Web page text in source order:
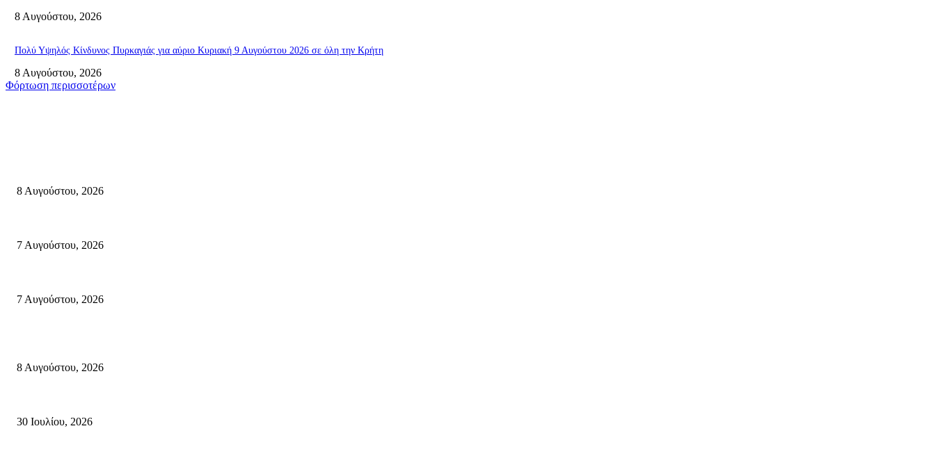
8 Αυγούστου, 2026
Πολύ Υψηλός Κίνδυνος Πυρκαγιάς για αύριο Κυριακή 9 Αυγούστου 2026 σε όλη την Κρήτη
8 Αυγούστου, 2026
Φόρτωση περισσοτέρων
8 Αυγούστου, 2026
7 Αυγούστου, 2026
7 Αυγούστου, 2026
8 Αυγούστου, 2026
30 Ιουλίου, 2026